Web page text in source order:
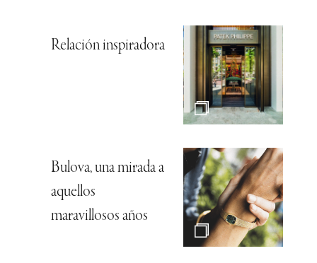
Relación inspiradora
Bulova, una mirada a
aquellos
maravillosos años